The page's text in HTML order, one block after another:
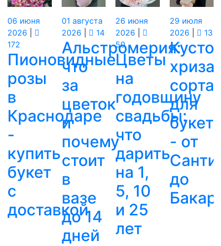
06 июня
2026
172
Пионовидные
розы
в
Краснодаре
-
купить
букет
с
доставкой
01 августа
2026
14
Альстромерия:
что
за
цветок
и
почему
стоит
в
вазе
до 14
дней
26 июня
2026
50
Цветы
на
годовщину
свадьбы:
что
дарить
на 1,
5, 10
и 25
лет
29 июля
2026
13
сорта
для
- от
до